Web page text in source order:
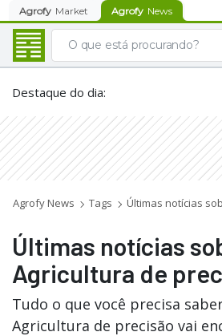
Agrofy Market Agrofy News
Destaque do dia:
Agrofy News Tags Últimas notícias
Últimas notícias
Agricultura de
Tudo o que você precisa
Agricultura de precisão vai